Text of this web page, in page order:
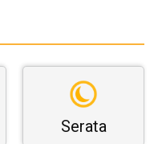
Serata